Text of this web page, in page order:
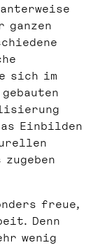
sich im
Einbilden
freue,
Denn
wenig